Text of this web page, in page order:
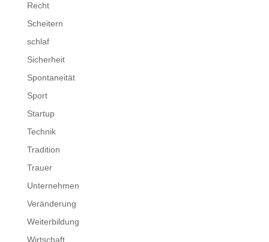
Recht
Scheitern
schlaf
Sicherheit
Spontaneität
Sport
Startup
Technik
Tradition
Trauer
Unternehmen
Veränderung
Weiterbildung
Wirtschaft